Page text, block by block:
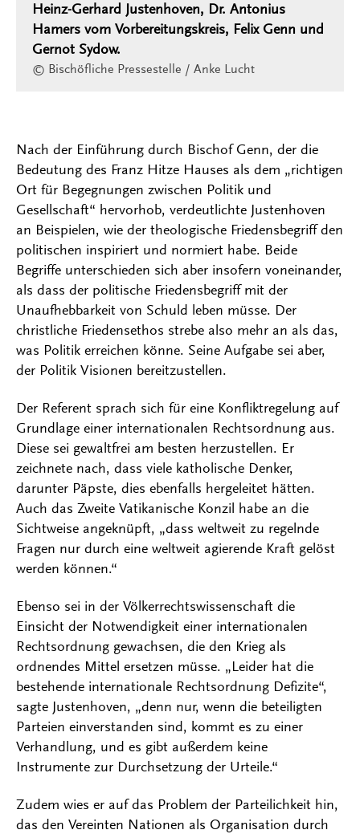
Heinz-Gerhard Justenhoven, Dr. Antonius
Hamers vom Vorbereitungskreis, Felix Genn und
Gernot Sydow.
© Bischöfliche Pressestelle / Anke Lucht
Nach der Einführung durch Bischof Genn, der die
Bedeutung des Franz Hitze Hauses als dem „richtigen
Ort für Begegnungen zwischen Politik und
Gesellschaft“ hervorhob, verdeutlichte Justenhoven
an Beispielen, wie der theologische Friedensbegriff den
politischen inspiriert und normiert habe. Beide
Begriffe unterschieden sich aber insofern voneinander,
als dass der politische Friedensbegriff mit der
Unaufhebbarkeit von Schuld leben müsse. Der
christliche Friedensethos strebe also mehr an als das,
was Politik erreichen könne. Seine Aufgabe sei aber,
der Politik Visionen bereitzustellen.
Der Referent sprach sich für eine Konfliktregelung auf
Grundlage einer internationalen Rechtsordnung aus.
Diese sei gewaltfrei am besten herzustellen. Er
zeichnete nach, dass viele katholische Denker,
darunter Päpste, dies ebenfalls hergeleitet hätten.
Auch das Zweite Vatikanische Konzil habe an die
Sichtweise angeknüpft, „dass weltweit zu regelnde
Fragen nur durch eine weltweit agierende Kraft gelöst
werden können.“
Ebenso sei in der Völkerrechtswissenschaft die
Einsicht der Notwendigkeit einer internationalen
Rechtsordnung gewachsen, die den Krieg als
ordnendes Mittel ersetzen müsse. „Leider hat die
bestehende internationale Rechtsordnung Defizite“,
sagte Justenhoven, „denn nur, wenn die beteiligten
Parteien einverstanden sind, kommt es zu einer
Verhandlung, und es gibt außerdem keine
Instrumente zur Durchsetzung der Urteile.“
Zudem wies er auf das Problem der Parteilichkeit hin,
das den Vereinten Nationen als Organisation durch